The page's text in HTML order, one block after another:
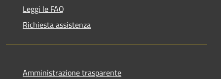
Leggi le FAQ
Richiesta assistenza
Amministrazione trasparente